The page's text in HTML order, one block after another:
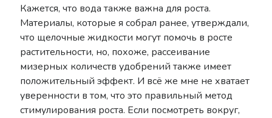
Кажется, что вода также важна для роста.
Материалы, которые я собрал ранее, утверждали,
что щелочные жидкости могут помочь в росте
растительности, но, похоже, рассеивание
мизерных количеств удобрений также имеет
положительный эффект. И всё же мне не хватает
уверенности в том, что это правильный метод
стимулирования роста. Если посмотреть вокруг,